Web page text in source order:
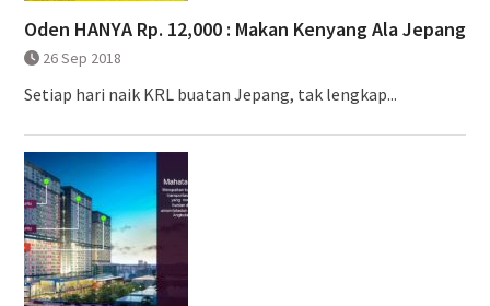
Oden HANYA Rp. 12,000 : Makan Kenyang Ala Jepang
26 Sep 2018
Setiap hari naik KRL buatan Jepang, tak lengkap...